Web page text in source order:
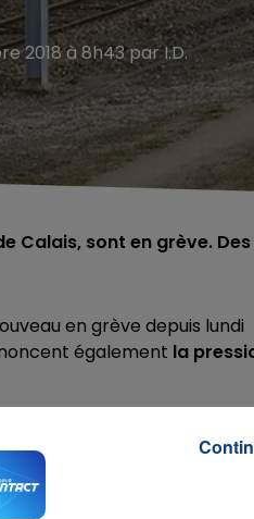
2018 à 8h43 par I.D.
Calais, sont en grève. Des
en grève depuis lundi
également la
de réserve d’autres
proposition repoussée par